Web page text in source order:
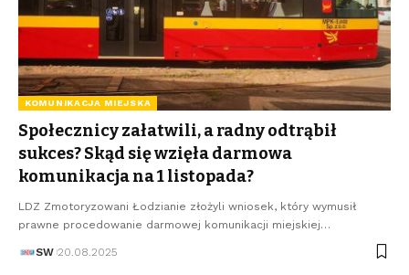
KOMUNIKACJA MIEJSKA
Społecznicy załatwili, a radny odtrąbił
sukces? Skąd się wzięła darmowa
komunikacja na 1 listopada?
LDZ Zmotoryzowani Łodzianie złożyli wniosek, który wymusił
prawne procedowanie darmowej komunikacji miejskiej…
SW 20.08.2025